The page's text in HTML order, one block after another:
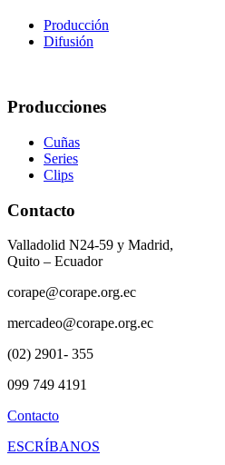
Producción
Difusión
Producciones
Cuñas
Series
Clips
Contacto
Valladolid N24-59 y Madrid,
Quito – Ecuador
corape@corape.org.ec
mercadeo@corape.org.ec
(02) 2901- 355
099 749 4191
Contacto
ESCRÍBANOS